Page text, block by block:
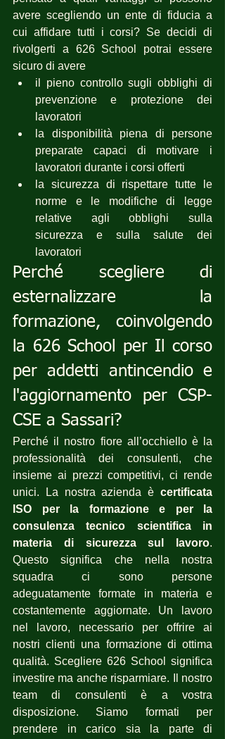
avere scegliendo un ente di fiducia a
cui affidare tutti i corsi? Se decidi di
rivolgerti a 626 School potrai essere
sicuro di avere
il pieno controllo sugli obblighi di
prevenzione e protezione dei
lavoratori
la disponibilità piena di persone
preparate capaci di motivare i
lavoratori durante i corsi offerti
la sicurezza di rispettare tutte le
norme e le modifiche di legge
relative agli obblighi sulla
sicurezza e sulla salute dei
lavoratori
Perché scegliere di
esternalizzare la
formazione, coinvolgendo
la 626 School per Il corso
per addetti antincendio e
l'aggiornamento per CSP-
CSE a Sassari?
Perché il nostro fiore all’occhiello è la
professionalità dei consulenti, che
insieme ai prezzi competitivi, ci rende
unici. La nostra azienda è certificata
ISO per la formazione e per la
consulenza tecnico scientifica in
materia di sicurezza sul lavoro.
Questo significa che nella nostra
squadra ci sono persone
adeguatamente formate in materia e
costantemente aggiornate. Un lavoro
nel lavoro, necessario per offrire ai
nostri clienti una formazione di ottima
qualità. Scegliere 626 School significa
investire ma anche risparmiare. Il nostro
team di consulenti è a vostra
disposizione. Siamo formati per
prendere in carico sia la parte di